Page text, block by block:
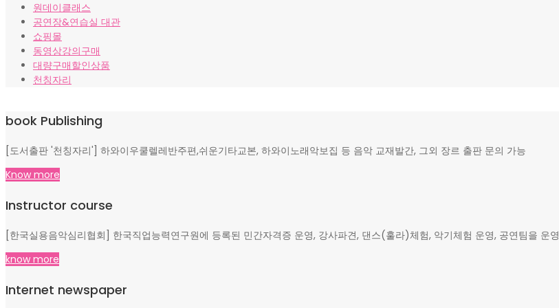
원데이클래스
공연장&연습실 대관
쇼핑몰
동영상강의구매
대량구매할인상품
천칭자리
book Publishing
[도서출판 '천칭자리'] 하와이우쿨렐레반주편,쉬운기타교본, 하와이노래악보집 등 음악 교재발간, 그외 장르 출판 문의 가능
Know more
Instructor course
[한국실용음악심리협회] 한국직업능력연구원에 등록된 민간자격증 운영, 강사파견, 댄스(훌라)체험, 악기체험 운영, 공연팀을 운영
know more
Internet newspaper